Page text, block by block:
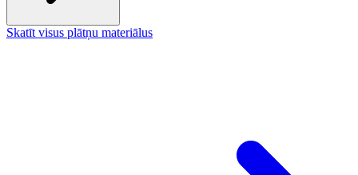
Skatīt visus plātņu materiālus